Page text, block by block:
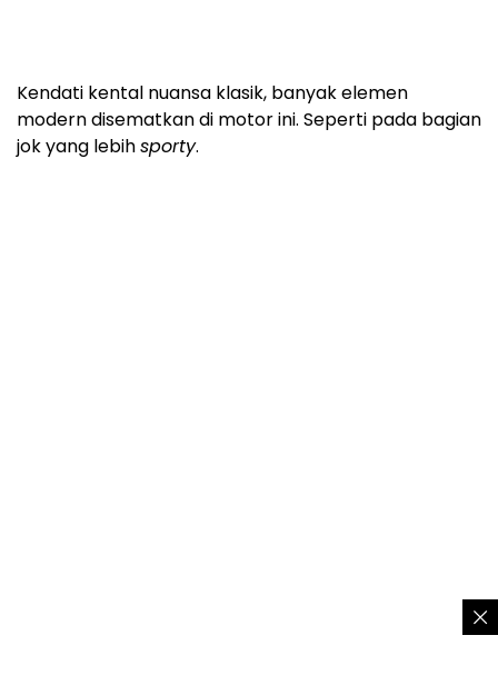
Kendati kental nuansa klasik, banyak elemen
modern disematkan di motor ini. Seperti pada bagian
jok yang lebihsporty.